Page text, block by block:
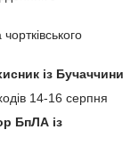
із Бучаччини
14-16 серпня
БпЛА із